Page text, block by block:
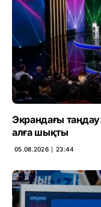
Экрандағы
алға шықты
05.08.2026 ∣ 23:44